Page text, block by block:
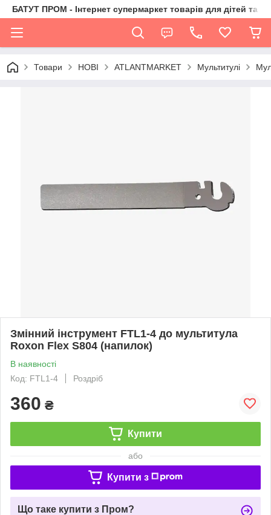
БАТУТ ПРОМ - Інтернет супермаркет товарів для дітей та їх
Товари НОВІ ATLANTMARKET Мультитулі
Змінний інструмент FTL1-4 до мультитула
Roxon Flex S804 (напилок)
В наявності
Код: FTL1-4
Роздріб
360 ₴
Купити
або
Купити з
Що таке купити з Пром?